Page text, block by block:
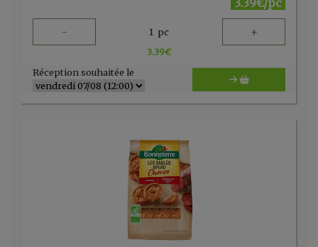
3.39€/pc
- 1 pc +
3.39€
Réception souhaitée le